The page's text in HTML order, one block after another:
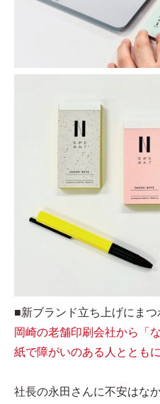
■新ブランド立ち上げにまつ
岡崎の老舗印刷会社から「
紙で障がいのある人ととも
社長の永田さんに不安はな